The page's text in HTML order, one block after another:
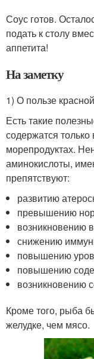
Соус готов.
подать к столу
аппетита!
На заметку
1) О пользе
Есть такие
содержатся
морепродуктах.
аминокислоты,
препятствуют:
развитию
превышению
возникновению
снижению
повышению
повышению
возникновению
Кроме того, рыба
желудке, чем мясо.